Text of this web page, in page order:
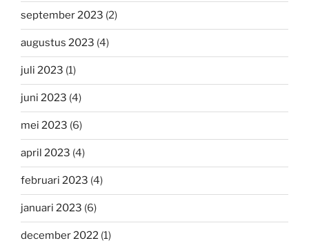
september 2023 (2)
augustus 2023 (4)
juli 2023 (1)
juni 2023 (4)
mei 2023 (6)
april 2023 (4)
februari 2023 (4)
januari 2023 (6)
december 2022 (1)